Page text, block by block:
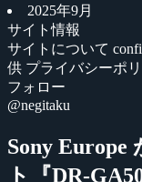
2025年9月
サイト情報
サイトについて
供 プライバシーポ
フォロー
@negitaku
Sony Europe
ト『DR-